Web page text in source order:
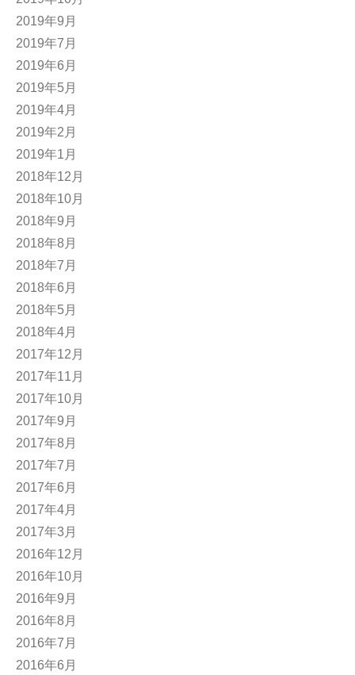
2019年9月
2019年7月
2019年6月
2019年5月
2019年4月
2019年2月
2019年1月
2018年12月
2018年10月
2018年9月
2018年8月
2018年7月
2018年6月
2018年5月
2018年4月
2017年12月
2017年11月
2017年10月
2017年9月
2017年8月
2017年7月
2017年6月
2017年4月
2017年3月
2016年12月
2016年10月
2016年9月
2016年8月
2016年7月
2016年6月